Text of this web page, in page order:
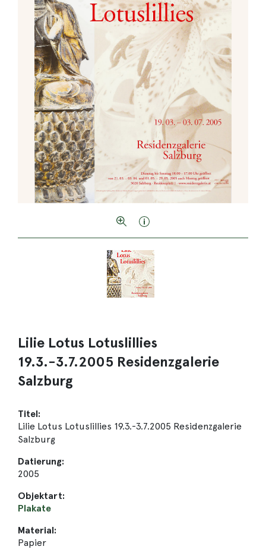
Lilie Lotus Lotuslillies
19.3.-3.7.2005 Residenzgalerie
Salzburg
Titel:
Lilie Lotus Lotuslillies 19.3.-3.7.2005 Residenzgalerie
Salzburg
Datierung:
2005
Objektart:
Plakate
Material:
Papier